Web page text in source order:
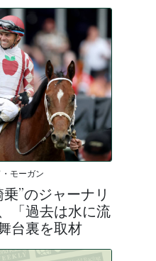
モーガン
”のジャーナリ
「過去は水に流
台裏を取材